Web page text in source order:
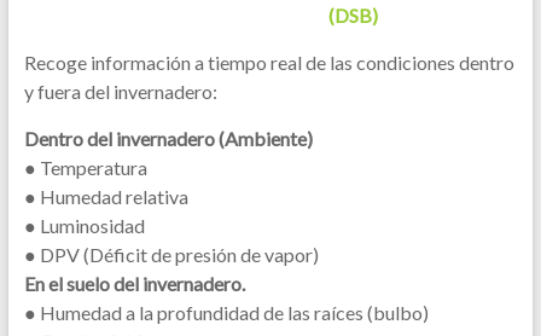
(DSB)
Recoge información a tiempo real de las condiciones dentro
y fuera del invernadero:
Dentro del invernadero (Ambiente)
● Temperatura
● Humedad relativa
● Luminosidad
● DPV (Déficit de presión de vapor)
En el suelo del invernadero.
● Humedad a la profundidad de las raíces (bulbo)